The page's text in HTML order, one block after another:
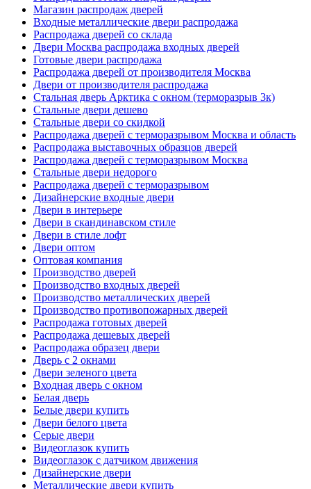
Магазин распродаж дверей
Входные металлические двери распродажа
Распродажа дверей со склада
Двери Москва распродажа входных дверей
Готовые двери распродажа
Распродажа дверей от производителя Москва
Двери от производителя распродажа
Стальная дверь Арктика с окном (терморазрыв 3к)
Стальные двери дешево
Стальные двери со скидкой
Распродажа дверей с терморазрывом Москва и область
Распродажа выставочных образцов дверей
Распродажа дверей с терморазрывом Москва
Стальные двери недорого
Распродажа дверей с терморазрывом
Дизайнерские входные двери
Двери в интерьере
Двери в скандинавском стиле
Двери в стиле лофт
Двери оптом
Оптовая компания
Производство дверей
Производство входных дверей
Производство металлических дверей
Производство противопожарных дверей
Распродажа готовых дверей
Распродажа дешевых дверей
Распродажа образец двери
Дверь с 2 окнами
Двери зеленого цвета
Входная дверь с окном
Белая дверь
Белые двери купить
Двери белого цвета
Серые двери
Видеоглазок купить
Видеоглазок с датчиком движения
Дизайнерские двери
Металлические двери купить